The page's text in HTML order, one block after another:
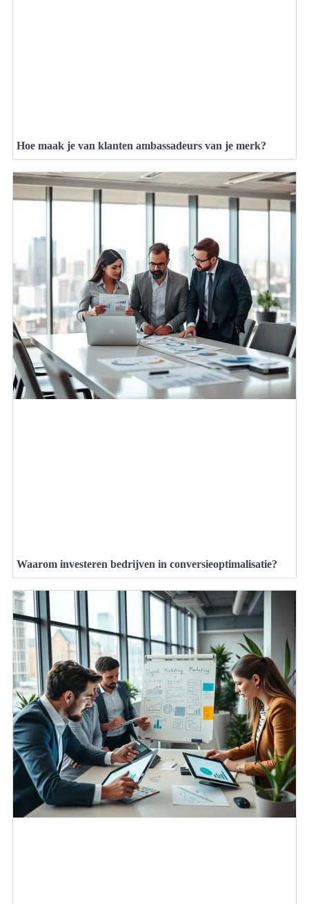
Hoe maak je van klanten ambassadeurs van je merk?
Waarom investeren bedrijven in conversieoptimalisatie?